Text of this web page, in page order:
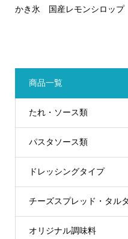
かき氷 国産レモンシロップ
商品一覧
たれ・ソース類
パスタソース類
ドレッシングタイプ
チーズスプレッド・タル
オリジナル調味料